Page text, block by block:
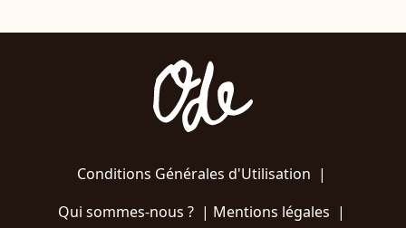
Conditions Générales d'Utilisation |
Qui sommes-nous ?| Mentions légales |